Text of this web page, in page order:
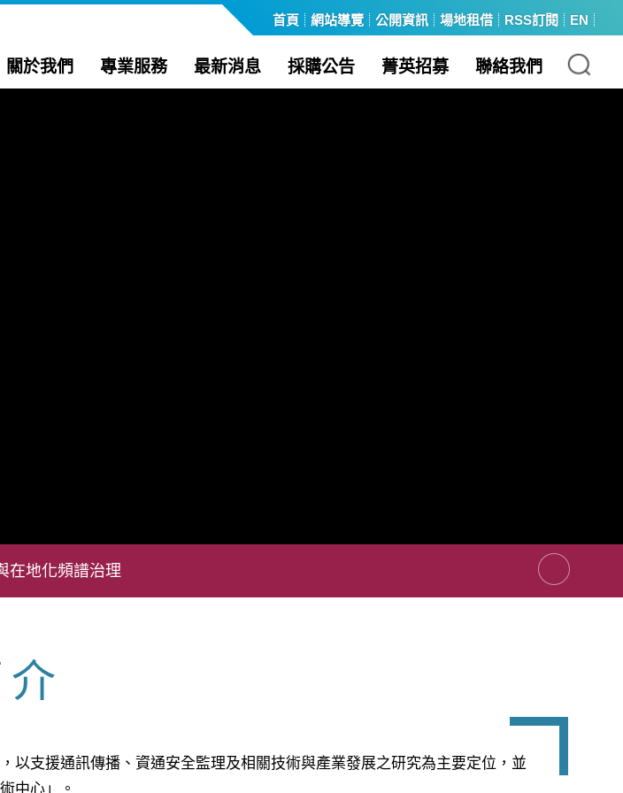
首頁 網站導覽 公開資訊 場地租借 RSS訂閱 EN
關於我們 專業服務 最新消息 採購公告 菁英招募 聯絡我們
在地化頻譜治理
以支援通訊傳播、資通安全監理及相關技術與產業發展之研究為主要定位，並
中心」。